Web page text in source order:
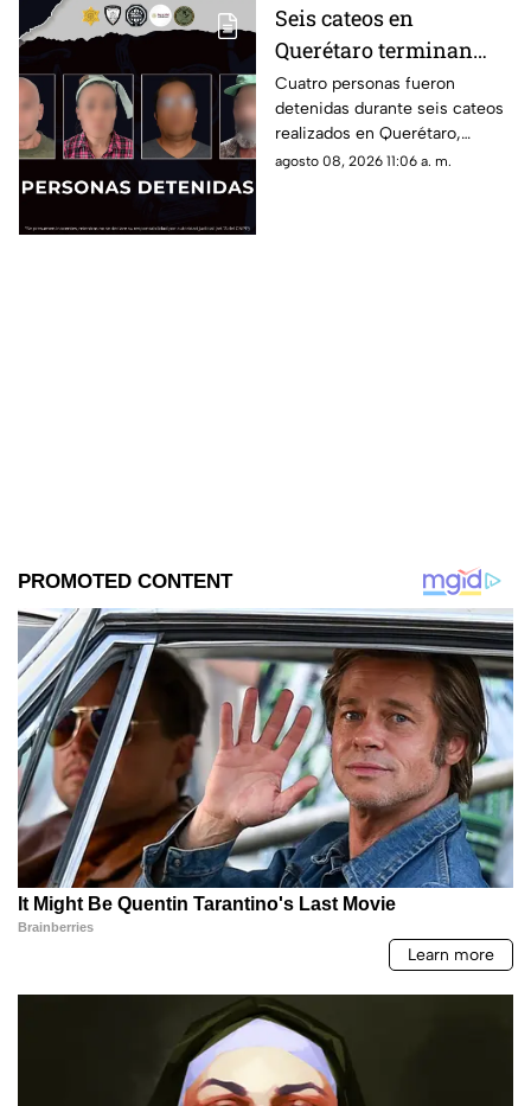
Seis cateos en
Querétaro terminan
con cuatro detenidos y
el aseguramiento de
presuntas dr0gas
Cuatro personas fueron
detenidas durante seis cateos
realizados en Querétaro,
donde también se localizaron
agosto 08, 2026 11:06 a. m.